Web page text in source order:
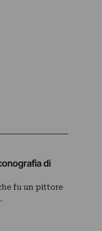
di
fu un pittore